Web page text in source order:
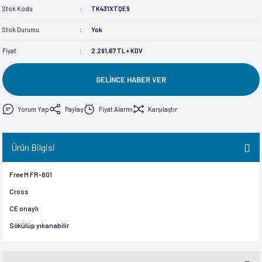
Stok Kodu TK431XTQE9
Stok Durumu Yok
Fiyat 2.291,67 TL + KDV
GELİNCE HABER VER
Yorum Yap Paylaş Fiyat Alarmı Karşılaştır
Ürün Bilgisi
Free M FR-801
Cross
CE onaylı
Sökülüp yıkanabilir